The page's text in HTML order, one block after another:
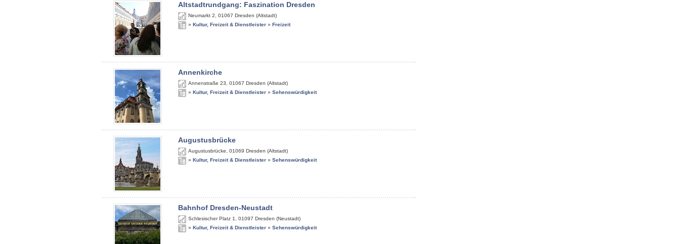
Altstadtrundgang: Faszination Dresden
Neumarkt 2 01067 Dresden (Altstadt)
» Kultur, Freizeit & Dienstleister » Freizeit
Annenkirche
Annenstraße 23 01067 Dresden (Altstadt)
» Kultur, Freizeit & Dienstleister » Sehenswürdigkeit
Augustusbrücke
Augustusbrücke 01069 Dresden (Altstadt)
» Kultur, Freizeit & Dienstleister » Sehenswürdigkeit
Bahnhof Dresden-Neustadt
Schlesischer Platz 1 01097 Dresden (Neustadt)
» Kultur, Freizeit & Dienstleister » Sehenswürdigkeit